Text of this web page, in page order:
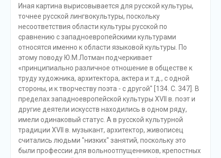
Иная картина вырисовывается для русской культуры,
точнее русской лингвокультуры, поскольку
несоответствия области культуры русской по
сравнению с западноевропейскими культурами
относятся именно к области языковой культуры. По
этому поводу Ю.М.Лотман подчеркивает
«принципиально различное отношение в обществе к
труду художника, архитектора, актера и т.д., с одной
стороны, и к творчеству поэта - с другой" [134. С. 347]. В
пределах западноевропейской культуры XVII в. поэт и
другие деятели искусств находились в одном ряду,
имели одинаковый статус. А в русской культурной
традиции XVII в. музыкант, архитектор, живописец
считались людьми "низких" занятий, поскольку это
были профессии для вольноотпущенников, крепостных